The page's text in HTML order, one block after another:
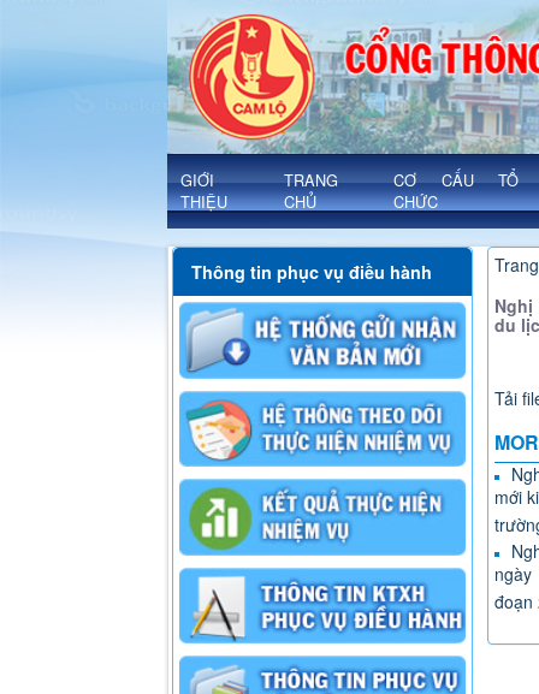
Chi tiết - Xã Cam Lộ
'
GIỚI
THIỆU
TRANG
CHỦ
CƠ CẤU TỔ
CHỨC
Thông tin phục vụ điều hành
du
Tải
mới
đoạn